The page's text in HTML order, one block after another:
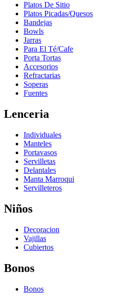
Platos De Sitio
Platos Picadas/Quesos
Bandejas
Bowls
Jarras
Para El Té/Cafe
Porta Tortas
Accesorios
Refractarias
Soperas
Fuentes
Lenceria
Individuales
Manteles
Portavasos
Servilletas
Delantales
Manta Marroqui
Servilleteros
Niños
Decoracion
Vajillas
Cubiertos
Bonos
Bonos